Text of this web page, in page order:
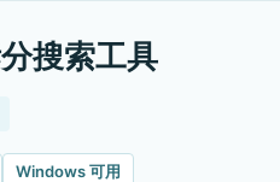
搜索工具
Windows 可用